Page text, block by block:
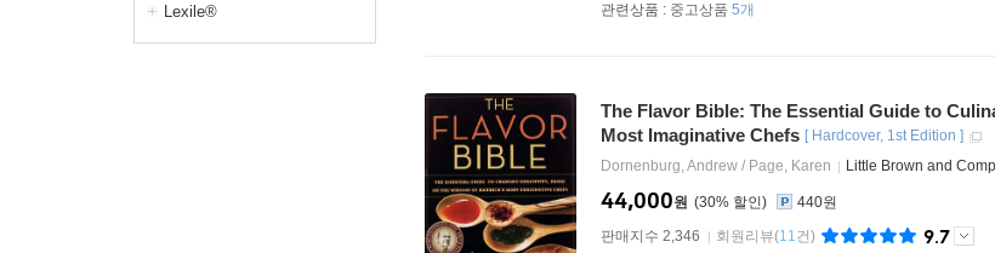
Lexile®
관련상품 : 중고상품 5개
The Flavor Bible: The Essential Guide to
Most Imaginative Chefs [ Hardcover 1st Edition ]
Dornenburg, Andrew / Page, Karen
Little Brown and
30%
44,000원
440원
판매지수 2,346
회원리뷰(11건) 9.7